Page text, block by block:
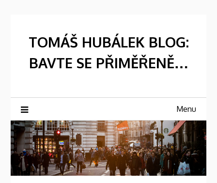
TOMÁŠ HUBÁLEK BLOG:
BAVTE SE PŘIMĚŘENĚ…
Menu